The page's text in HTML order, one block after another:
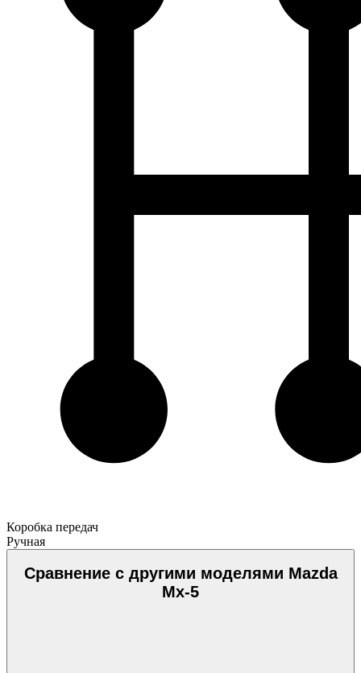
Коробка передач
Ручная
Сравнение с другими моделями Mazda
Mx-5